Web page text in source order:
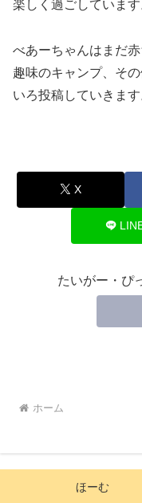
楽しく過ごしています
べあーちゃんはまだ
趣味のキャンプ、そ
いろ投稿していきます
X
たいがー・ぴ
ホーム
ほーむ